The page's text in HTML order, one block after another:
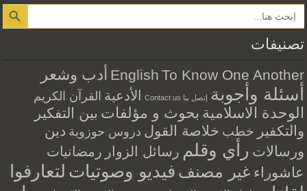
Search Button
تصنيفات
English To Know One Another أدب وشعر
أسئلة وأجوبة إتصل بنا Contact us الأدعية القرآن الكريم
الوحدة الاسلامية بحوث و مؤلفات بين التفكير
والتكفير خطب خلاصة القول دروس حوزوية دين
ورسالات رأي وقلم رسائل الزوار رمضانيات
عاشوراء غير مصنف فيديو وصوتيات لتعارفوا